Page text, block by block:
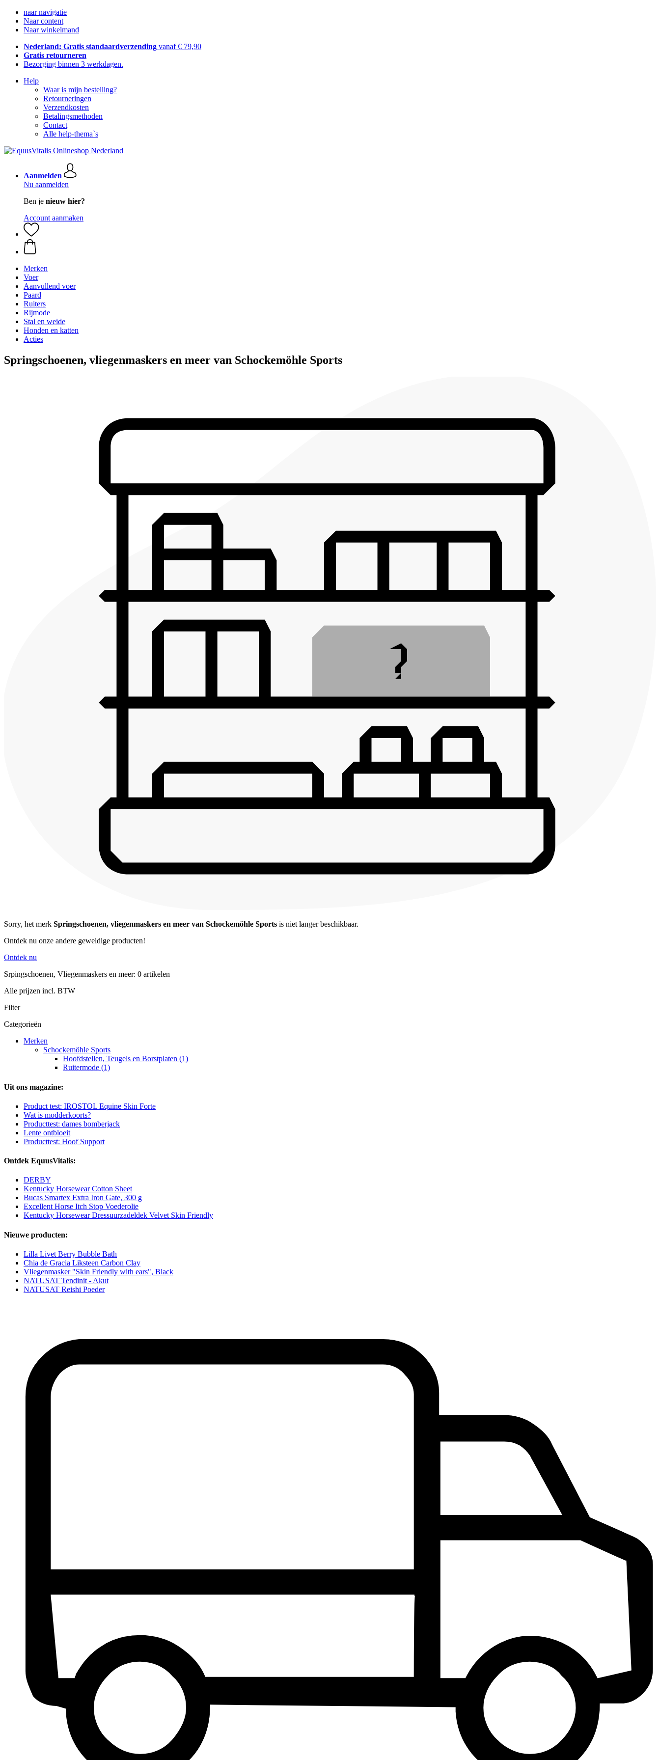
naar navigatie
Naar content
Naar winkelmand
Nederland: Gratis standaardverzending vanaf € 79,90
Gratis retourneren
Bezorging binnen 3 werkdagen.
Help
Waar is mijn bestelling?
Retourneringen
Verzendkosten
Betalingsmethoden
Contact
Alle help-thema`s
Aanmelden
Nu aanmelden
Ben je nieuw hier?
Account aanmaken
Merken
Voer
Aanvullend voer
Paard
Ruiters
Rijmode
Stal en weide
Honden en katten
Acties
Springschoenen, vliegenmaskers en meer van Schockemöhle Sports
Sorry, het merk Springschoenen, vliegenmaskers en meer van Schockemöhle Sports is niet langer beschikbaar.
Ontdek nu onze andere geweldige producten!
Ontdek nu
Srpingschoenen, Vliegenmaskers en meer: 0 artikelen
Alle prijzen incl. BTW
Filter
Categorieën
Merken
Schockemöhle Sports
Hoofdstellen, Teugels en Borstplaten (1)
Ruitermode (1)
Uit ons magazine:
Product test: IROSTOL Equine Skin Forte
Wat is modderkoorts?
Producttest: dames bomberjack
Lente ontbloeit
Producttest: Hoof Support
Ontdek EquusVitalis:
DERBY
Kentucky Horsewear Cotton Sheet
Bucas Smartex Extra Iron Gate, 300 g
Excellent Horse Itch Stop Voederolie
Kentucky Horsewear Dressuurzadeldek Velvet Skin Friendly
Nieuwe producten:
Lilla Livet Berry Bubble Bath
Chia de Gracia Liksteen Carbon Clay
Vliegenmasker "Skin Friendly with ears", Black
NATUSAT Tendinit - Akut
NATUSAT Reishi Poeder